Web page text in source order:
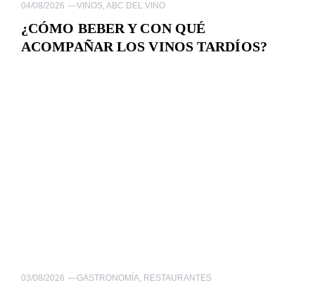
04/08/2026 —VINOS, ABC DEL VINO
¿CÓMO BEBER Y CON QUÉ
ACOMPAÑAR LOS VINOS TARDÍOS?
03/08/2026 —GASTRONOMÍA, RESTAURANTES